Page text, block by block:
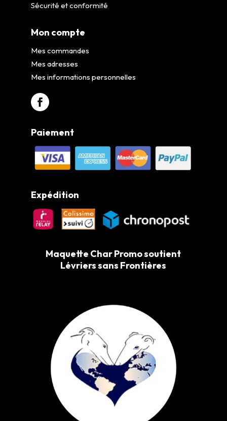
Sécurité et conformité
Mon compte
Mes commandes
Mes adresses
Mes informations personnelles
Paiement
Expédition
Maquette Char Promo soutient
Lévriers sans Frontières